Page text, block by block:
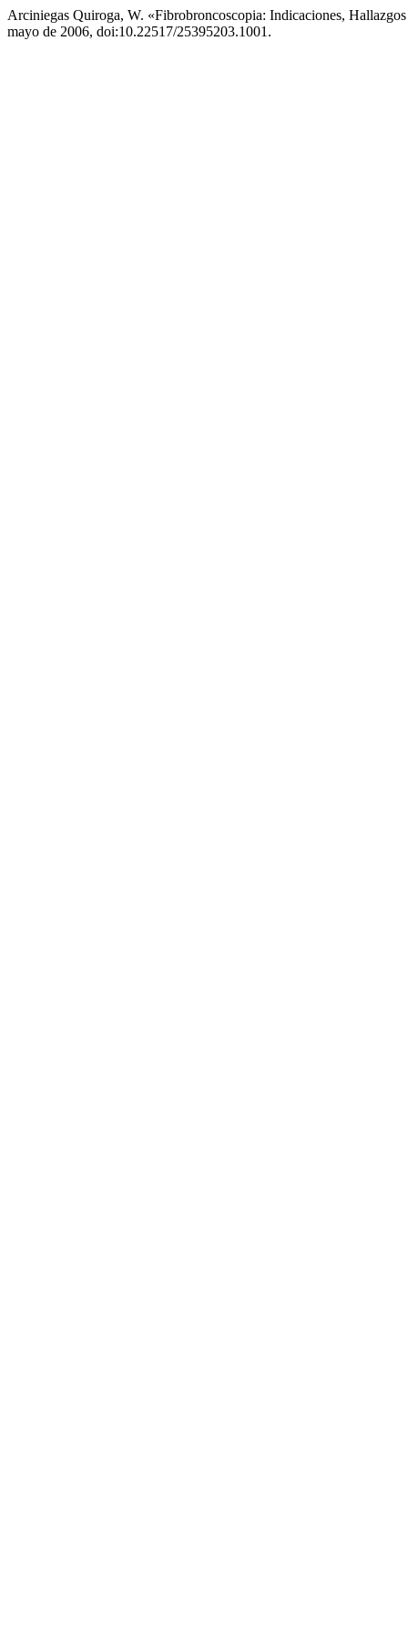
Arciniegas Quiroga, W. «Fibrobroncoscopia: Indicaciones,
mayo de 2006, doi:10.22517/25395203.1001.